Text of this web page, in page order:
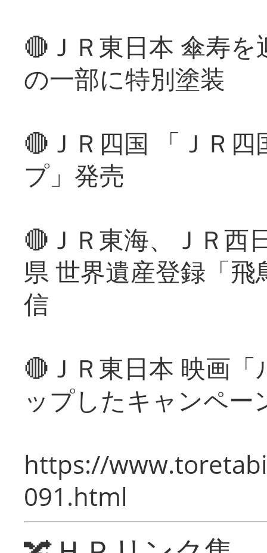
🔴ＪＲ東日本 傘寿
の一部に特別塗装
🔴ＪＲ四国 「ＪＲ
プ」発売
🔴ＪＲ東海、ＪＲ西
県 世界遺産登録「
信
🔴ＪＲ東日本 映画
ップしたキャンペー
https://
091.html